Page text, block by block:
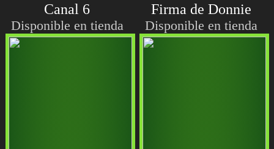
Canal 6
Disponible en tienda
Firma de Donnie
Disponible en tienda